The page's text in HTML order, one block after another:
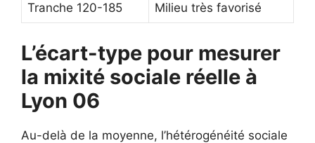
Tranche 120-185 Milieu très favorisé
L’écart-type pour mesurer
la mixité sociale réelle à
Lyon 06
Au-delà de la moyenne, l’hétérogénéité sociale